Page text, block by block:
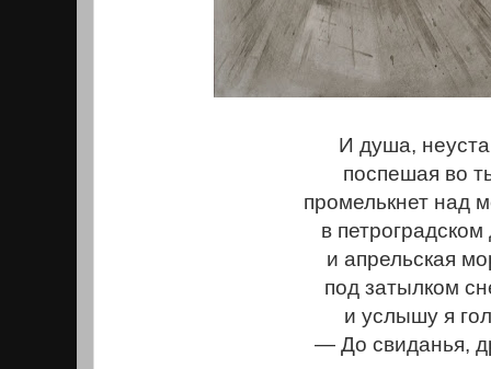
И душа,
поспешая во
промелькнет над
в
и апрельская
под затылком
и услышу я
— До свиданья,